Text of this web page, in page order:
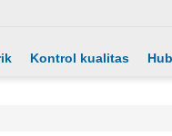
Kontrol kualitas